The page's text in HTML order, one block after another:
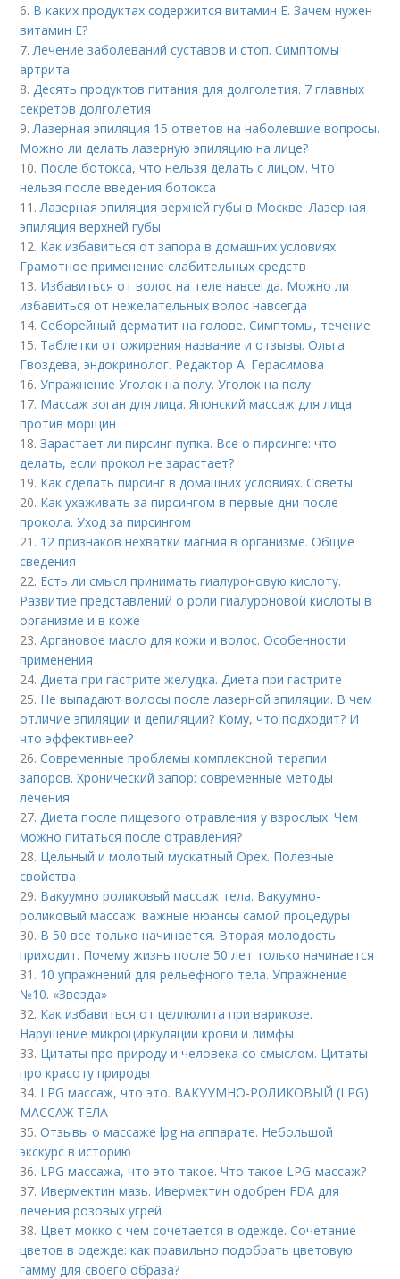
6. В каких продуктах содержится витамин Е. Зачем нужен
витамин Е?
7. Лечение заболеваний суставов и стоп. Симптомы
артрита
8. Десять продуктов питания для долголетия. 7 главных
секретов долголетия
9. Лазерная эпиляция 15 ответов на наболевшие вопросы.
Можно ли делать лазерную эпиляцию на лице?
10. После ботокса, что нельзя делать с лицом. Что
нельзя после введения ботокса
11. Лазерная эпиляция верхней губы в Москве. Лазерная
эпиляция верхней губы
12. Как избавиться от запора в домашних условиях.
Грамотное применение слабительных средств
13. Избавиться от волос на теле навсегда. Можно ли
избавиться от нежелательных волос навсегда
14.Себорейный дерматит на голове. Cимптомы, течение
15. Таблетки от ожирения название и отзывы. Ольга
Гвоздева, эндокринолог. Редактор А. Герасимова
16.Упражнение Уголок на полу. Уголок на полу
17. Массаж зоган для лица. Японский массаж для лица
против морщин
18.Зарастает ли пирсинг пупка. Все о пирсинге: что
делать, если прокол не зарастает?
19. Как сделать пирсинг в домашних условиях. Советы
20. Как ухаживать за пирсингом в первые дни после
прокола. Уход за пирсингом
21. 12 признаков нехватки магния в организме. Общие
сведения
22. Есть ли смысл принимать гиалуроновую кислоту.
Развитие представлений о роли гиалуроновой кислоты в
организме и в коже
23.Аргановое масло для кожи и волос. Особенности
применения
24. Диета при гастрите желудка. Диета при гастрите
25. Не выпадают волосы после лазерной эпиляции. В чем
отличие эпиляции и депиляции? Кому, что подходит? И
что эффективнее?
26.Современные проблемы комплексной терапии
запоров. Хронический запор: современные методы
лечения
27. Диета после пищевого отравления у взрослых. Чем
можно питаться после отравления?
28. Цельный и молотый мускатный Орех. Полезные
свойства
29. Вакуумно роликовый массаж тела. Вакуумно-
роликовый массаж: важные нюансы самой процедуры
30. В 50 все только начинается. Вторая молодость
приходит. Почему жизнь после 50 лет только начинается
31. 10 упражнений для рельефного тела. Упражнение
№10. «Звезда»
32. Как избавиться от целлюлита при варикозе.
Нарушение микроциркуляции крови и лимфы
33. Цитаты про природу и человека со смыслом. Цитаты
про красоту природы
34. LPG массаж, что это. ВАКУУМНО-РОЛИКОВЫЙ (LPG)
МАССАЖ ТЕЛА
35.Отзывы о массаже lpg на аппарате. Небольшой
экскурс в историю
36. LPG массажа, что это такое. Что такое LPG-массаж?
37. Ивермектин мазь. Ивермектин одобрен FDA для
лечения розовых угрей
38. Цвет мокко с чем сочетается в одежде. Сочетание
цветов в одежде: как правильно подобрать цветовую
гамму для своего образа?